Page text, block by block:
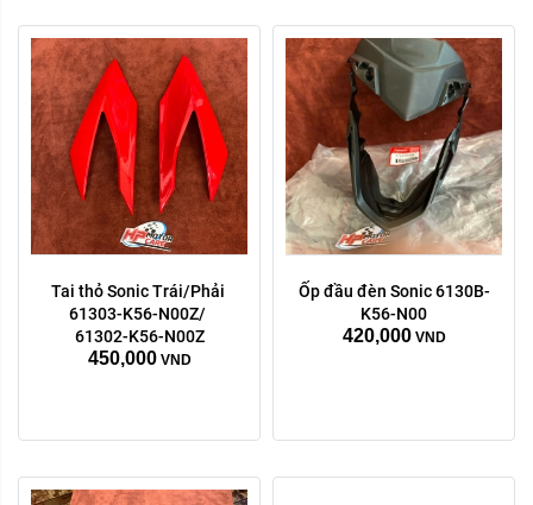
Tai thỏ Sonic Trái/Phải
61303-K56-N00Z/
61302-K56-N00Z
450,000 VND
Ốp đầu đèn Sonic 6130B-
K56-N00
420,000 VND
Trái phải:
phải
trái
Trái phải:
phải
trái